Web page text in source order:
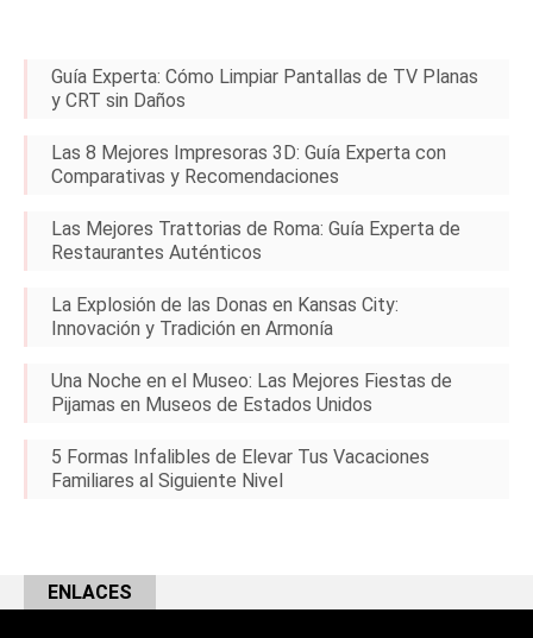
Guía Experta: Cómo Limpiar Pantallas de TV Planas
y CRT sin Daños
Las 8 Mejores Impresoras 3D: Guía Experta con
Comparativas y Recomendaciones
Las Mejores Trattorias de Roma: Guía Experta de
Restaurantes Auténticos
La Explosión de las Donas en Kansas City:
Innovación y Tradición en Armonía
Una Noche en el Museo: Las Mejores Fiestas de
Pijamas en Museos de Estados Unidos
5 Formas Infalibles de Elevar Tus Vacaciones
Familiares al Siguiente Nivel
ENLACES